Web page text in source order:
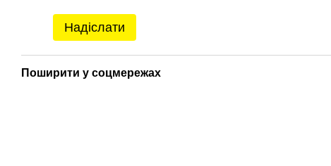
Надіслати
Поширити у соцмережах